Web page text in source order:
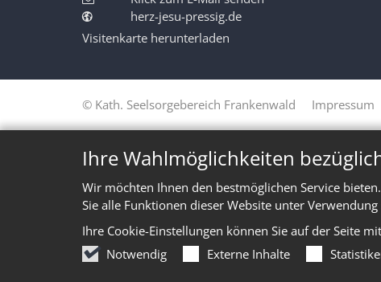
Ihre Wahlmöglichkeiten
Wir möchten Ihnen den bestmöglichen Service
Sie alle Funktionen dieser Website unter
Ihre Cookie-Einstellungen können Sie auf der Seite
Notwendig
Externe Inhalte
herz-jesu-pressig.de
Visitenkarte herunterladen
© Kath. Seelsorgebereich Frankenwald Impressum